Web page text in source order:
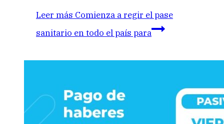
Leer más Comienza a regir el pase
sanitario en todo el país para